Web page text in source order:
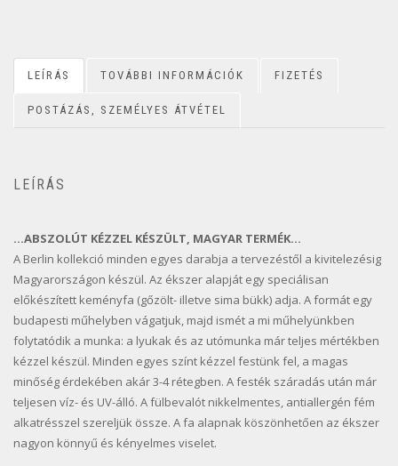
LEÍRÁS TOVÁBBI INFORMÁCIÓK FIZETÉS
POSTÁZÁS, SZEMÉLYES ÁTVÉTEL
LEÍRÁS
…ABSZOLÚT KÉZZEL KÉSZÜLT, MAGYAR TERMÉK…
A Berlin kollekció minden egyes darabja a tervezéstől a kivitelezésig
Magyarországon készül. Az ékszer alapját egy speciálisan
előkészített keményfa (gőzölt- illetve sima bükk) adja. A formát egy
budapesti műhelyben vágatjuk, majd ismét a mi műhelyünkben
folytatódik a munka: a lyukak és az utómunka már teljes mértékben
kézzel készül. Minden egyes színt kézzel festünk fel, a magas
minőség érdekében akár 3-4 rétegben. A festék száradás után már
teljesen víz- és UV-álló. A fülbevalót nikkelmentes, antiallergén fém
alkatrésszel szereljük össze. A fa alapnak köszönhetően az ékszer
nagyon könnyű és kényelmes viselet.